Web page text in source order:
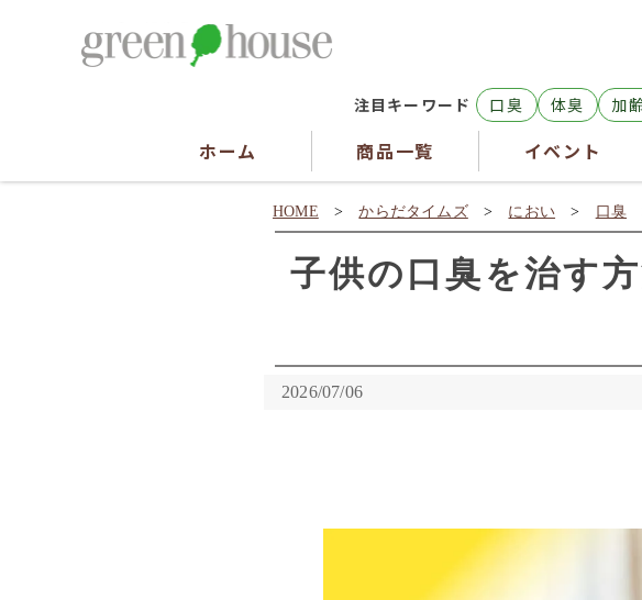
注目キーワード 口臭 体臭 加
ホーム 商品一覧 イベント
HOME > からだタイムズ > におい > 口臭
子供の口臭を治す
2026/07/06